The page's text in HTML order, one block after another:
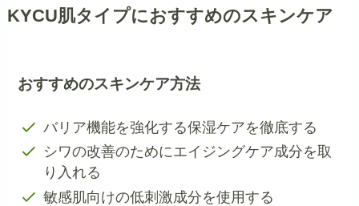
KYCU肌タイプにおすすめのスキンケア
おすすめのスキンケア方法
バリア機能を強化する保湿ケアを徹底する
シワの改善のためにエイジングケア成分を取
り入れる
敏感肌向けの低刺激成分を使用する